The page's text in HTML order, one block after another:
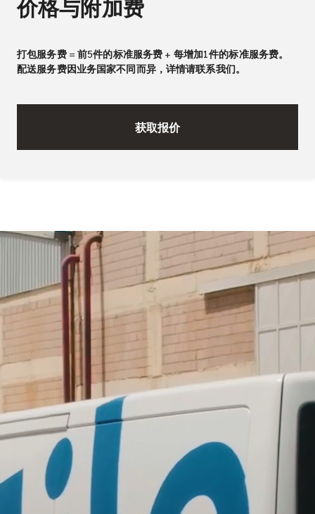
价格与附加费
打包服务费 = 前5件的标准服务费 + 每增加1件的标准服务费。
配送服务费因业务国家不同而异，详情请联系我们。
获取报价